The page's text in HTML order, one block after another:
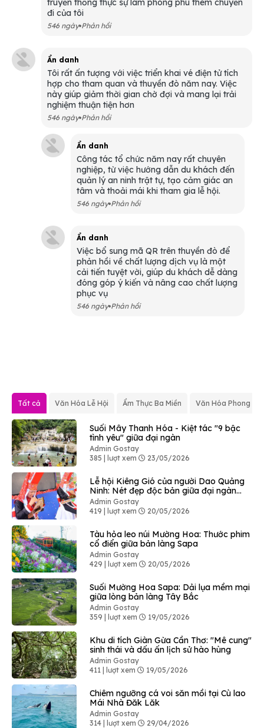
đi của tôi
546 ngày Phản hồi
Ẩn danh
Tôi rất ấn tượng với việc triển khai vé điện tử tích
hợp cho tham quan và thuyền đò năm nay. Việc
này giúp giảm thời gian chờ đợi và mang lại trải
nghiệm thuận tiện hơn
546 ngày Phản hồi
Ẩn danh
Công tác tổ chức năm nay rất chuyên
nghiệp, từ việc hướng dẫn du khách đến
quản lý an ninh trật tự, tạo cảm giác an
tâm và thoải mái khi tham gia lễ hội.
546 ngày Phản hồi
Ẩn danh
Việc bổ sung mã QR trên thuyền đò để
phản hồi về chất lượng dịch vụ là một
cải tiến tuyệt vời, giúp du khách dễ dàng
đóng góp ý kiến và nâng cao chất lượng
phục vụ
546 ngày Phản hồi
Tất cả Văn Hóa Lễ Hội Ẩm Thực Ba Miền Văn Hóa Phong
Suối Mây Thanh Hóa - Kiệt tác "9 bậc
tình yêu" giữa đại ngàn
Admin Gostay
385 | lượt xem
23/05/2026
Lễ hội Kiêng Gió của người Dao Quảng
Ninh: Nét đẹp độc bản giữa đại ngàn
Bình Liêu
Admin Gostay
419 | lượt xem
20/05/2026
Tàu hỏa leo núi Mường Hoa: Thước phim
cổ điển giữa bản làng Sapa
Admin Gostay
429 | lượt xem
20/05/2026
Suối Mường Hoa Sapa: Dải lụa mềm mại
giữa lòng bản làng Tây Bắc
Admin Gostay
359 | lượt xem
19/05/2026
Khu di tích Giàn Gừa Cần Thơ: "Mê cung"
sinh thái và dấu ấn lịch sử hào hùng
Admin Gostay
411 | lượt xem
19/05/2026
Chiêm ngưỡng cá voi săn mồi tại Cù lao
Mái Nhà Đăk Lăk
Admin Gostay
314 | lượt xem
29/04/2026